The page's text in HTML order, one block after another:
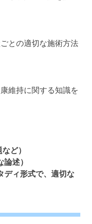
との適切な施術方法
維持に関する知識を
ど）
述）
ディ形式で、適切な